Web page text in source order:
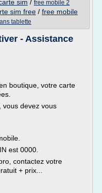
sim / free mobile 2
sim free / free mobile
tablette
- Assistance
boutique, votre carte
vous devez vous
est 0000.
contactez votre
+ prix...